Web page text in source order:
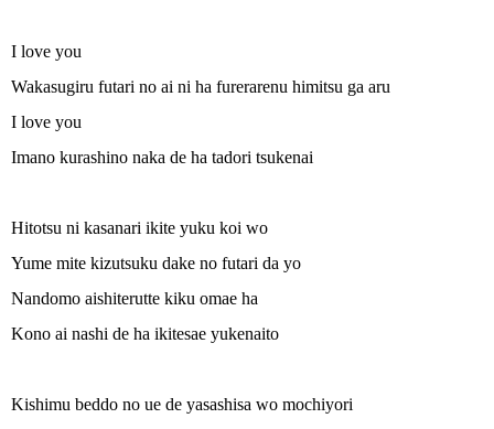
I love you
Wakasugiru futari no ai ni ha furerarenu himitsu ga aru
I love you
Imano kurashino naka de ha tadori tsukenai
Hitotsu ni kasanari ikite yuku koi wo
Yume mite kizutsuku dake no futari da yo
Nandomo aishiterutte kiku omae ha
Kono ai nashi de ha ikitesae yukenaito
Kishimu beddo no ue de yasashisa wo mochiyori